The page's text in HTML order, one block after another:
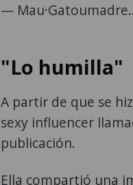
—
"Lo humilla"
A partir de que se
sexy influencer
publicación.
Ella compartió una